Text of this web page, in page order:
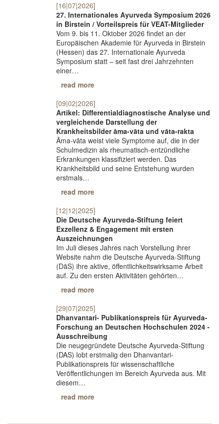
[16|07|2026]
27. Internationales Ayurveda Symposium 2026
in Birstein / Vorteilspreis für VEAT-Mitglieder
Vom 9. bis 11. Oktober 2026 findet an der
Europäischen Akademie für Ayurveda in Birstein
(Hessen) das 27. Internationale Ayurveda
Symposium statt – seit fast drei Jahrzehnten
einer…
read more
[09|02|2026]
Artikel: Differentialdiagnostische Analyse und
vergleichende Darstellung der
Krankheitsbilder āma-vāta und vāta-rakta
Āma-vāta weist viele Symptome auf, die in der
Schulmedizin als rheumatisch-entzündliche
Erkrankungen klassifiziert werden. Das
Krankheitsbild und seine Entstehung wurden
erstmals…
read more
[12|12|2025]
Die Deutsche Ayurveda-Stiftung feiert
Exzellenz & Engagement mit ersten
Auszeichnungen
Im Juli dieses Jahres nach Vorstellung ihrer
Website nahm die Deutsche Ayurveda-Stiftung
(DāS) ihre aktive, öffentlichkeitswirksame Arbeit
auf. Zu den ersten Aktivitäten gehörten…
read more
[29|07|2025]
Dhanvantari- Publikationspreis für Ayurveda-
Forschung an Deutschen Hochschulen 2024 -
Ausschreibung
Die neugegründete Deutsche Ayurveda-Stiftung
(DAS) lobt erstmalig den Dhanvantari-
Publikationspreis für wissenschaftliche
Veröffentlichungen im Bereich Ayurveda aus. Mit
diesem…
read more